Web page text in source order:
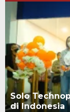
Solo
di Indonesia